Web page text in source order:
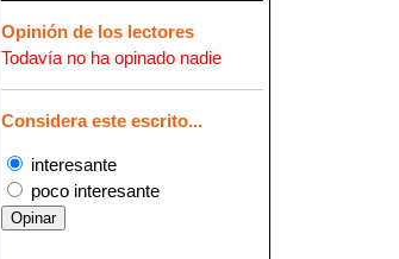
Opinión de los lectores
Todavía no ha opinado nadie
Considera este escrito...
interesante
poco interesante